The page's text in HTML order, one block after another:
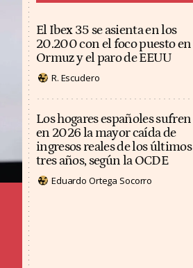
El Ibex 35 se asienta en los
20.200 con el foco puesto en
Ormuz y el paro de EEUU
R. Escudero
Los hogares españoles sufren
en 2026 la mayor caída de
ingresos reales de los últimos
tres años, según la OCDE
Eduardo Ortega Socorro